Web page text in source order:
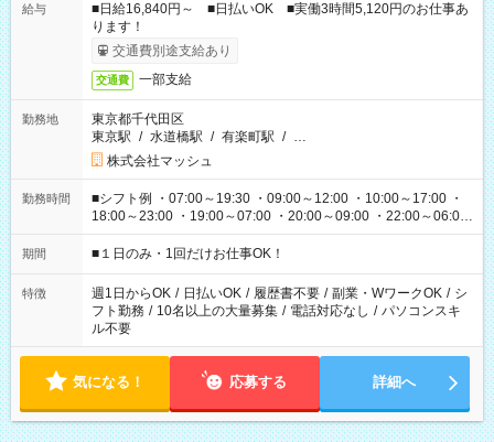
給与
■日給16,840円～ ■日払いOK ■実働3時間5,120円のお仕事あ
ります！
交通費別途支給あり
交通費 一部支給
勤務地
東京都千代田区
東京駅 / 水道橋駅 / 有楽町駅 / …
株式会社マッシュ
勤務時間
■シフト例 ・07:00～19:30 ・09:00～12:00 ・10:00～17:00 ・
18:00～23:00 ・19:00～07:00 ・20:00～09:00 ・22:00～06:00
etc ★最短で3時間で5,120円のお仕事から 15時間で2万円近く稼
げるお仕事も！ ご希望のお時間に合わせてご紹介！ ※シフトは
ください！
期間 ■１日のみ・1回だけお仕事OK！
特徴 週1日からOK / 日払いOK / 履歴書不要 / 副業・WワークOK / シ
フト勤務 / 10名以上の大量募集 / 電話対応なし / パソコンスキ
ル不要
気になる！ 応募する 詳細へ